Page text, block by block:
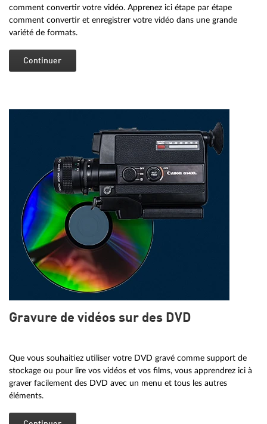
comment convertir votre vidéo. Apprenez ici étape par étape
comment convertir et enregistrer votre vidéo dans une grande
variété de formats.
Continuer
Gravure de vidéos sur des DVD
Que vous souhaitiez utiliser votre DVD gravé comme support de
stockage ou pour lire vos vidéos et vos films, vous apprendrez ici à
graver facilement des DVD avec un menu et tous les autres
éléments.